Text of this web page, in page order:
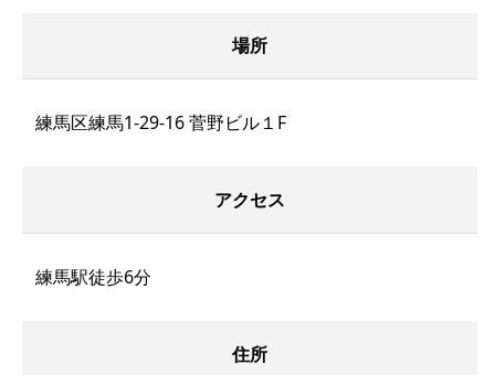
場所
練馬区練馬1-29-16 菅野ビル１F
アクセス
練馬駅徒歩6分
住所